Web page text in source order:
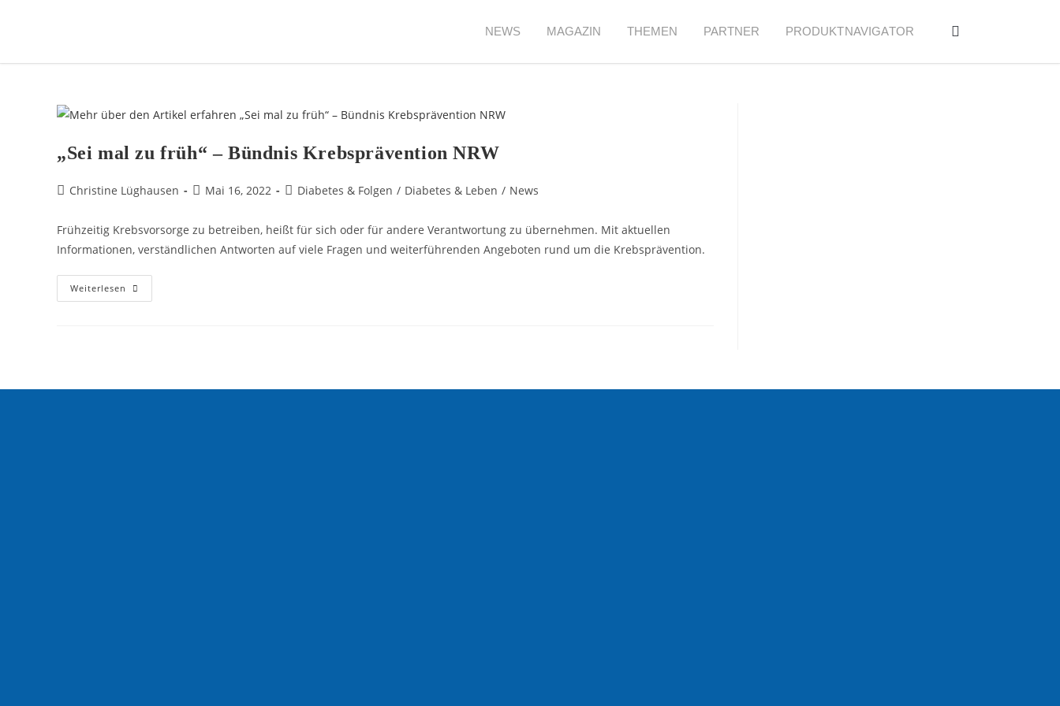
NEWS MAGAZIN THEMEN PARTNER PRODUKTNAVIGATOR
„Sei mal zu früh“ – Bündnis Krebsprävention NRW
Christine Lüghausen Mai 16, 2022 Diabetes & Folgen / Diabetes & Leben / News
Frühzeitig Krebsvorsorge zu betreiben, heißt für sich oder für andere Verantwortung zu übernehmen. Mit aktuellen
Informationen, verständlichen Antworten auf viele Fragen und weiterführenden Angeboten rund um die Krebsprävention.
Weiterlesen